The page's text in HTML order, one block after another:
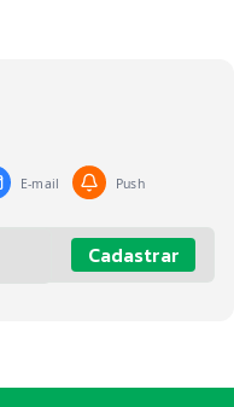
E-mail Push
Cadastrar